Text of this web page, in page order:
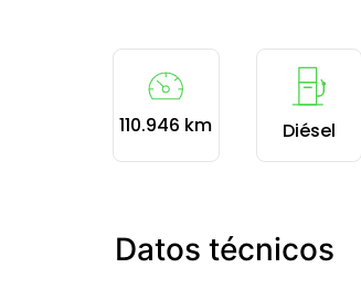
110.946 km Diésel
Datos técnicos